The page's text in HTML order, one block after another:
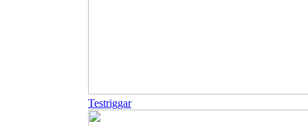
Testriggar